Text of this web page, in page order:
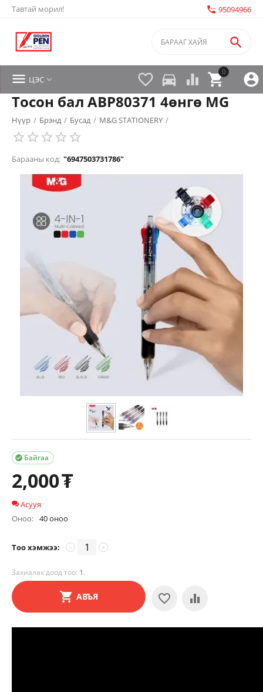
Тавтай морил! settings_phone 95094966


0

 directions_car 
 ЦЭС 
Тосон бал ABP80371 4өнгө MG
Нүүр / Брэнд / Бусад / M&G STATIONERY /
Барааны код: "6947503731786"
Байгаа

2,000₮
Асууя
Оноо: 40 оноо
Тоо хэмжээ: +
−
Захиалах доод тоо: 1.
АВЪЯ